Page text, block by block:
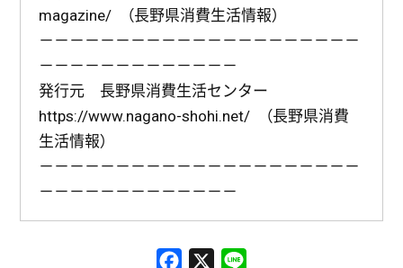
magazine/ （長野県消費生活情報）
－－－－－－－－－－－－－－－－－－－－－
－－－－－－－－－－－－－
発行元 長野県消費生活センター
https://www.nagano-shohi.net/ （長野県消費
生活情報）
－－－－－－－－－－－－－－－－－－－－－
－－－－－－－－－－－－－